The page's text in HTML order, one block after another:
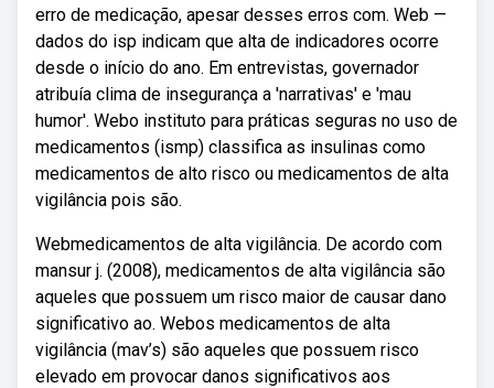
erro de medicação, apesar desses erros com. Web —
dados do isp indicam que alta de indicadores ocorre
desde o início do ano. Em entrevistas, governador
atribuía clima de insegurança a 'narrativas' e 'mau
humor'. Webo instituto para práticas seguras no uso de
medicamentos (ismp) classifica as insulinas como
medicamentos de alto risco ou medicamentos de alta
vigilância pois são.
Webmedicamentos de alta vigilância. De acordo com
mansur j. (2008), medicamentos de alta vigilância são
aqueles que possuem um risco maior de causar dano
significativo ao. Webos medicamentos de alta
vigilância (mav’s) são aqueles que possuem risco
elevado em provocar danos significativos aos